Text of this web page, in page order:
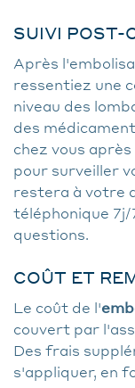
SUIVI POST-
Après
ressentiez une
niveau des
des
chez vous
pour surveiller
restera à votre
téléphonique
questions.
COÛT ET
Le coût de l'
couvert par
Des frais
s'appliquer, en